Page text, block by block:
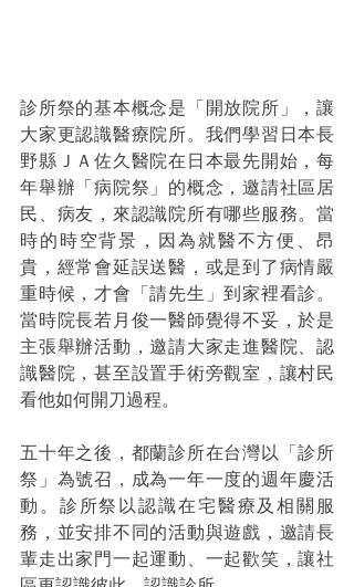
診所祭的基本概念是「開放院所」，讓
大家更認識醫療院所。我們學習日本長
野縣ＪＡ佐久醫院在日本最先開始，每
年舉辦「病院祭」的概念，邀請社區居
民、病友，來認識院所有哪些服務。當
時的時空背景，因為就醫不方便、昂
貴，經常會延誤送醫，或是到了病情嚴
重時候，才會「請先生」到家裡看診。
當時院長若月俊一醫師覺得不妥，於是
主張舉辦活動，邀請大家走進醫院、認
識醫院，甚至設置手術旁觀室，讓村民
看他如何開刀過程。
五十年之後，都蘭診所在台灣以「診所
祭」為號召，成為一年一度的週年慶活
動。診所祭以認識在宅醫療及相關服
務，並安排不同的活動與遊戲，邀請長
輩走出家門一起運動、一起歡笑，讓社